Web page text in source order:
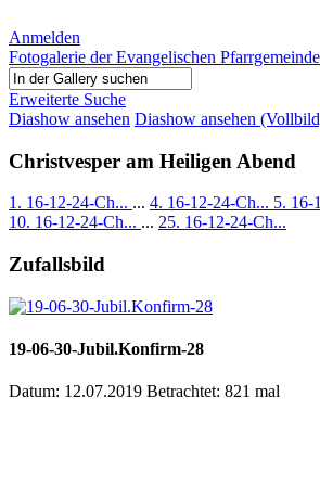
Anmelden
Fotogalerie der Evangelischen
Erweiterte Suche
Diashow ansehen Diashow ansehen
Christvesper am Heiligen Abend
1. 16-12-24-Ch... ... 4. 16-12-24-Ch... 5. 16-
10. 16-12-24-Ch... ... 25. 16-12-24-Ch...
Zufallsbild
19-06-30-Jubil.Konfirm-28
Datum: 12.07.2019 Betrachtet: 821 mal